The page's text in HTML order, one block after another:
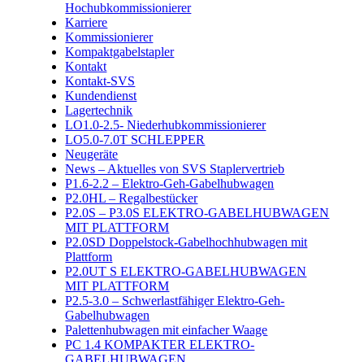
Hochubkommissionierer
Karriere
Kommissionierer
Kompaktgabelstapler
Kontakt
Kontakt-SVS
Kundendienst
Lagertechnik
LO1.0-2.5- Niederhubkommissionierer
LO5.0-7.0T SCHLEPPER
Neugeräte
News – Aktuelles von SVS Staplervertrieb
P1.6-2.2 – Elektro-Geh-Gabelhubwagen
P2.0HL – Regalbestücker
P2.0S – P3.0S ELEKTRO-GABELHUBWAGEN
MIT PLATTFORM
P2.0SD Doppelstock-Gabelhochhubwagen mit
Plattform
P2.0UT S ELEKTRO-GABELHUBWAGEN
MIT PLATTFORM
P2.5-3.0 – Schwerlastfähiger Elektro-Geh-
Gabelhubwagen
Palettenhubwagen mit einfacher Waage
PC 1.4 KOMPAKTER ELEKTRO-